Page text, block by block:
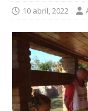
10 abril, 2022